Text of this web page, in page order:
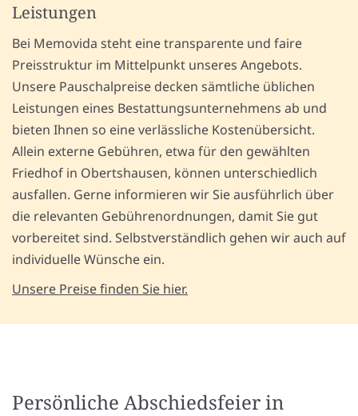
Leistungen
Bei Memovida steht eine transparente und faire
Preisstruktur im Mittelpunkt unseres Angebots.
Unsere Pauschalpreise decken sämtliche üblichen
Leistungen eines Bestattungsunternehmens ab und
bieten Ihnen so eine verlässliche Kostenübersicht.
Allein externe Gebühren, etwa für den gewählten
Friedhof in Obertshausen, können unterschiedlich
ausfallen. Gerne informieren wir Sie ausführlich über
die relevanten Gebührenordnungen, damit Sie gut
vorbereitet sind. Selbstverständlich gehen wir auch auf
individuelle Wünsche ein.
Unsere Preise finden Sie hier.
Persönliche Abschiedsfeier in